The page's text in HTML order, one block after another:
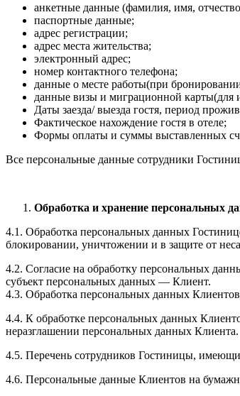
анкетные данные (фамилия, имя,
паспортные данные;
адрес регистрации;
адрес места жительства;
электронный адрес;
номер контактного телефона;
данные о месте работы(при
данные визы и миграционной карты(для
Даты заезда/ выезда гостя, период
Фактическое нахождение гостя в отеле;
Формы оплаты и суммы выставленных
Все персональные данные сотрудники
Обработка и хранение персональных
4.1. Обработка персональных данных
блокировании, уничтожении и в защите от
4.2. Согласие на обработку персональных
субъект персональных данных — Клиент.
4.3. Обработка персональных данных
4.4. К обработке персональных данных
неразглашении персональных данных Клиента.
4.5. Перечень сотрудников Гостиницы,
4.6. Персональные данные Клиентов на